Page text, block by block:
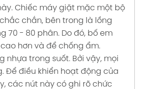
Chiếc máy giặt mặc một bộ
chắn, bên trong là lồng
70 - 80 phân. Do đó, bố em
hơn và để chống ẩm.
trong suốt. Bởi vậy, mọi
Để điều khiển hoạt động của
các nút này có ghi rõ chức